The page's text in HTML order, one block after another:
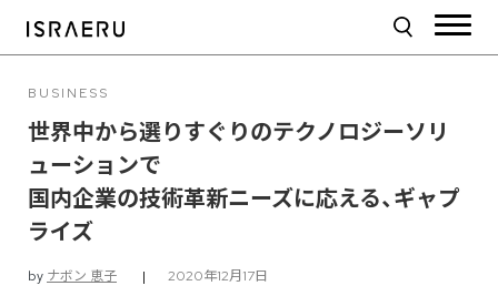
BUSINESS
世界中から選りすぐりのテクノロジーソリ
ューションで
国内企業の技術革新ニーズに応える、ギャプ
ライズ
by ナボン 恵子 | 2020年12月17日